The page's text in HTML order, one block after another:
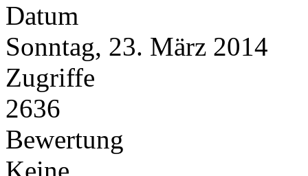
Datum
Sonntag, 23. März 2014
Zugriffe
2636
Bewertung